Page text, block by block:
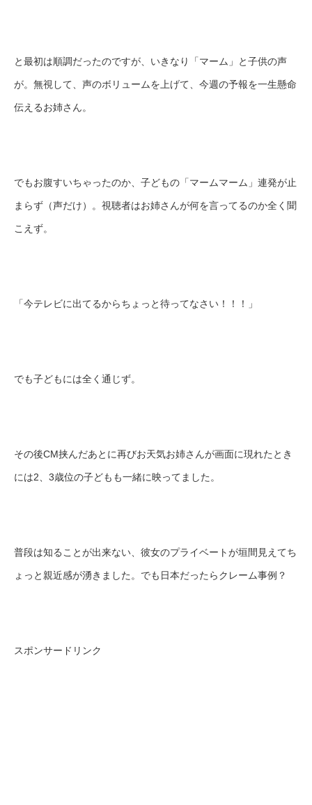
と最初は順調だったのですが、いきなり「マーム」と子供の声
が。無視して、声のボリュームを上げて、今週の予報を一生懸命
伝えるお姉さん。
でもお腹すいちゃったのか、子どもの「マームマーム」連発が止
まらず（声だけ）。視聴者はお姉さんが何を言ってるのか全く聞
こえず。
「今テレビに出てるからちょっと待ってなさい！！！」
でも子どもには全く通じず。
その後CM挟んだあとに再びお天気お姉さんが画面に現れたとき
には2、3歳位の子どもも一緒に映ってました。
普段は知ることが出来ない、彼女のプライベートが垣間見えてち
ょっと親近感が湧きました。でも日本だったらクレーム事例？
スポンサードリンク